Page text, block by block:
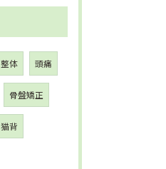
整体 頭痛
骨盤矯正
猫背